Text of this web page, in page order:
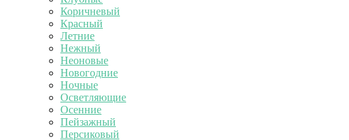
Коричневый
Красный
Летние
Нежный
Неоновые
Новогодние
Ночные
Осветляющие
Осенние
Пейзажный
Персиковый